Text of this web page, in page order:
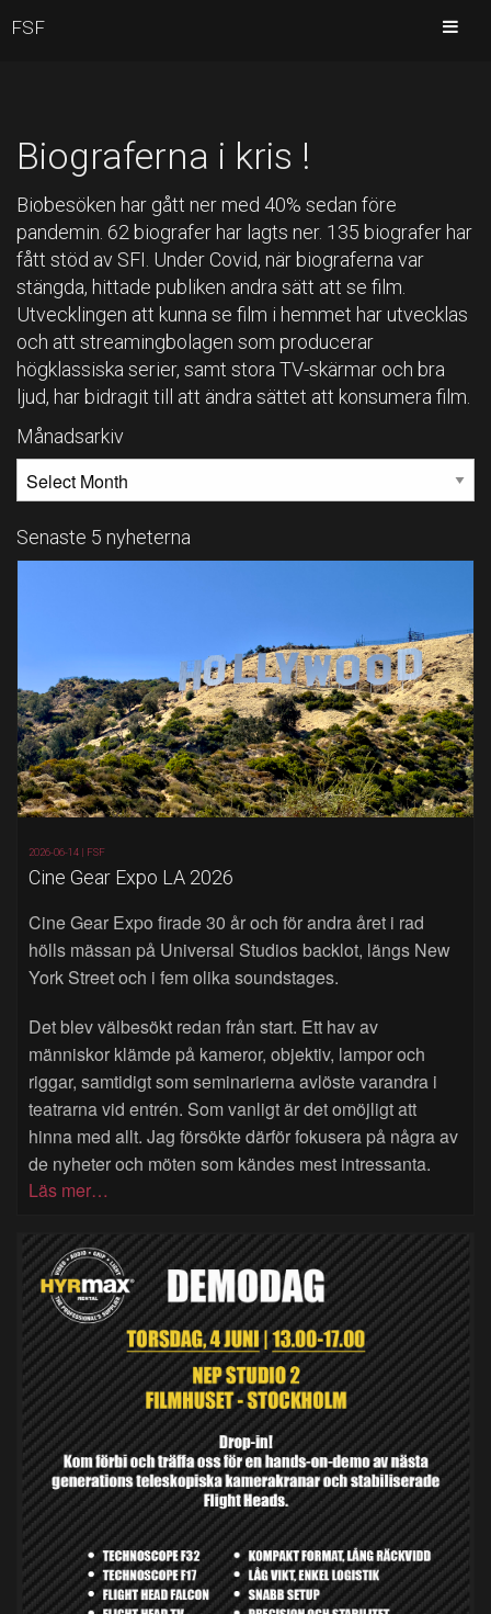
Biograferna i kris !
Biobesöken har gått ner med 40% sedan före
pandemin. 62 biografer har lagts ner. 135 biografer har
fått stöd av SFI. Under Covid, när biograferna var
stängda, hittade publiken andra sätt att se film.
Utvecklingen att kunna se film i hemmet har utvecklas
och att streamingbolagen som producerar
högklassiska serier, samt stora TV-skärmar och bra
ljud, har bidragit till att ändra sättet att konsumera film.
Månadsarkiv
Senaste 5 nyheterna
2026-06-14 | FSF
Cine Gear Expo LA 2026
Cine Gear Expo firade 30 år och för andra året i rad
hölls mässan på Universal Studios backlot, längs New
York Street och i fem olika soundstages.
Det blev välbesökt redan från start. Ett hav av
människor klämde på kameror, objektiv, lampor och
riggar, samtidigt som seminarierna avlöste varandra i
teatrarna vid entrén. Som vanligt är det omöjligt att
hinna med allt. Jag försökte därför fokusera på några av
de nyheter och möten som kändes mest intressanta.
Läs mer…
FSF